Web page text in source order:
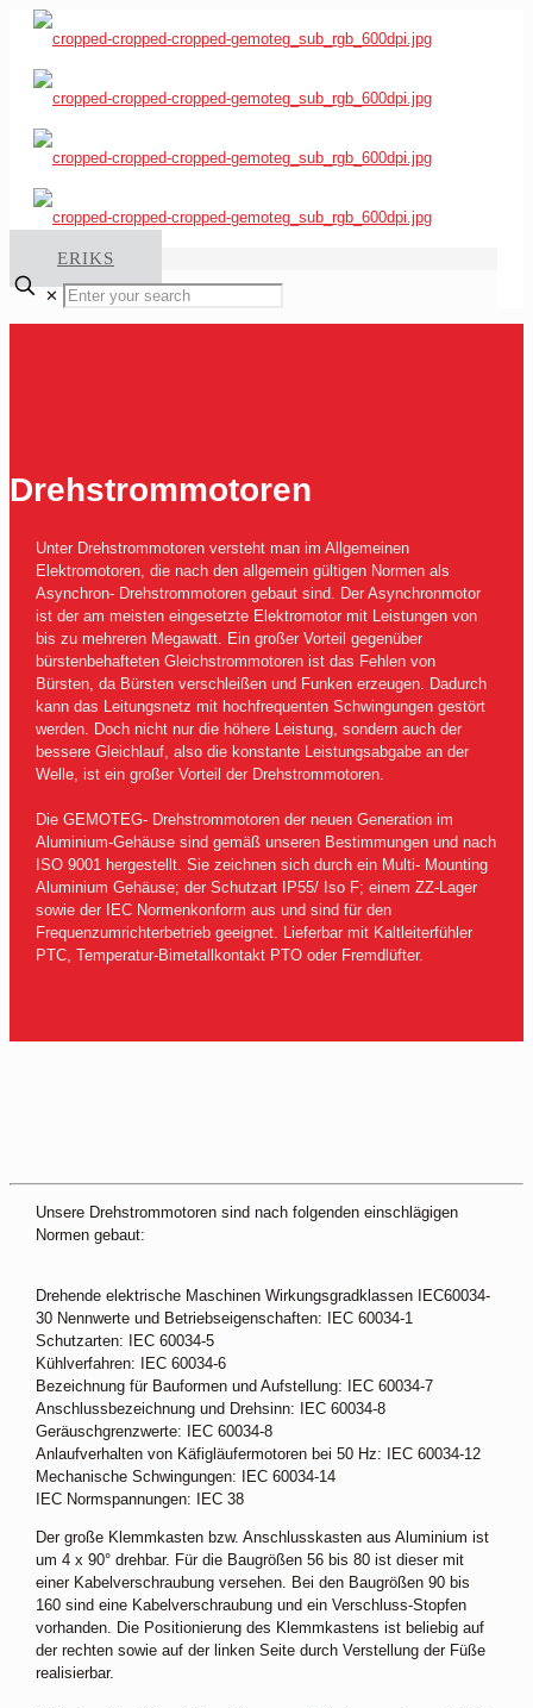
ERIKS
✕
Drehstrommotoren
Unter Drehstrommotoren versteht man im Allgemeinen
Elektromotoren, die nach den allgemein gültigen Normen als
Asynchron- Drehstrommotoren gebaut sind. Der Asynchronmotor
ist der am meisten eingesetzte Elektromotor mit Leistungen von
bis zu mehreren Megawatt. Ein großer Vorteil gegenüber
bürstenbehafteten Gleichstrommotoren ist das Fehlen von
Bürsten, da Bürsten verschleißen und Funken erzeugen. Dadurch
kann das Leitungsnetz mit hochfrequenten Schwingungen gestört
werden. Doch nicht nur die höhere Leistung, sondern auch der
bessere Gleichlauf, also die konstante Leistungsabgabe an der
Welle, ist ein großer Vorteil der Drehstrommotoren.
Die GEMOTEG- Drehstrommotoren der neuen Generation im
Aluminium-Gehäuse sind gemäß unseren Bestimmungen und nach
ISO 9001 hergestellt. Sie zeichnen sich durch ein Multi- Mounting
Aluminium Gehäuse; der Schutzart IP55/ Iso F; einem ZZ-Lager
sowie der IEC Normenkonform aus und sind für den
Frequenzumrichterbetrieb geeignet. Lieferbar mit Kaltleiterfühler
PTC, Temperatur-Bimetallkontakt PTO oder Fremdlüfter.
Unsere Drehstrommotoren sind nach folgenden einschlägigen
Normen gebaut:
Drehende elektrische Maschinen Wirkungsgradklassen IEC60034-
30 Nennwerte und Betriebseigenschaften: IEC 60034-1
Schutzarten: IEC 60034-5
Kühlverfahren: IEC 60034-6
Bezeichnung für Bauformen und Aufstellung: IEC 60034-7
Anschlussbezeichnung und Drehsinn: IEC 60034-8
Geräuschgrenzwerte: IEC 60034-8
Anlaufverhalten von Käfigläufermotoren bei 50 Hz: IEC 60034-12
Mechanische Schwingungen: IEC 60034-14
IEC Normspannungen: IEC 38
Der große Klemmkasten bzw. Anschlusskasten aus Aluminium ist
um 4 x 90° drehbar. Für die Baugrößen 56 bis 80 ist dieser mit
einer Kabelverschraubung versehen. Bei den Baugrößen 90 bis
160 sind eine Kabelverschraubung und ein Verschluss-Stopfen
vorhanden. Die Positionierung des Klemmkastens ist beliebig auf
der rechten sowie auf der linken Seite durch Verstellung der Füße
realisierbar.